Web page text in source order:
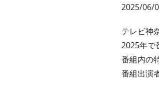
2025/06/
テレビ神
2025年で
番組内の
番組出演